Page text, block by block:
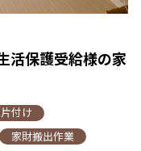
活保護受給様の家
付け
家財搬出作業